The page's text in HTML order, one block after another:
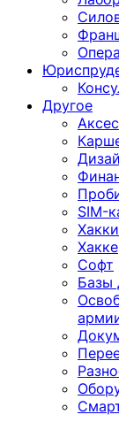
Другoе
SIM-
Софт
Базы